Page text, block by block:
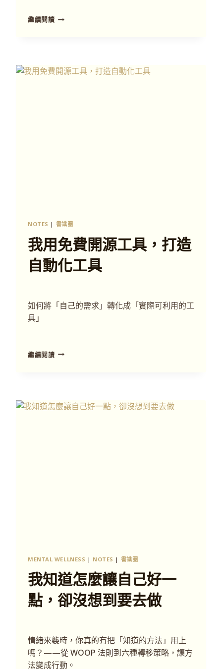
繼續閱讀
NOTES | 書識圈
我用免費開源工具，打造
自動化工具
如何將「自己的需求」轉化成「實際可利用的工
具」
繼續閱讀
MENTAL WELLNESS | NOTES | 書識圈
我知道怎麼讓自己好一
點，卻沒想到要去做
情緒來襲時，你真的有把「知道的方法」用上
嗎？——從 WOOP 法則到六種轉移策略，讓方
法變成行動。